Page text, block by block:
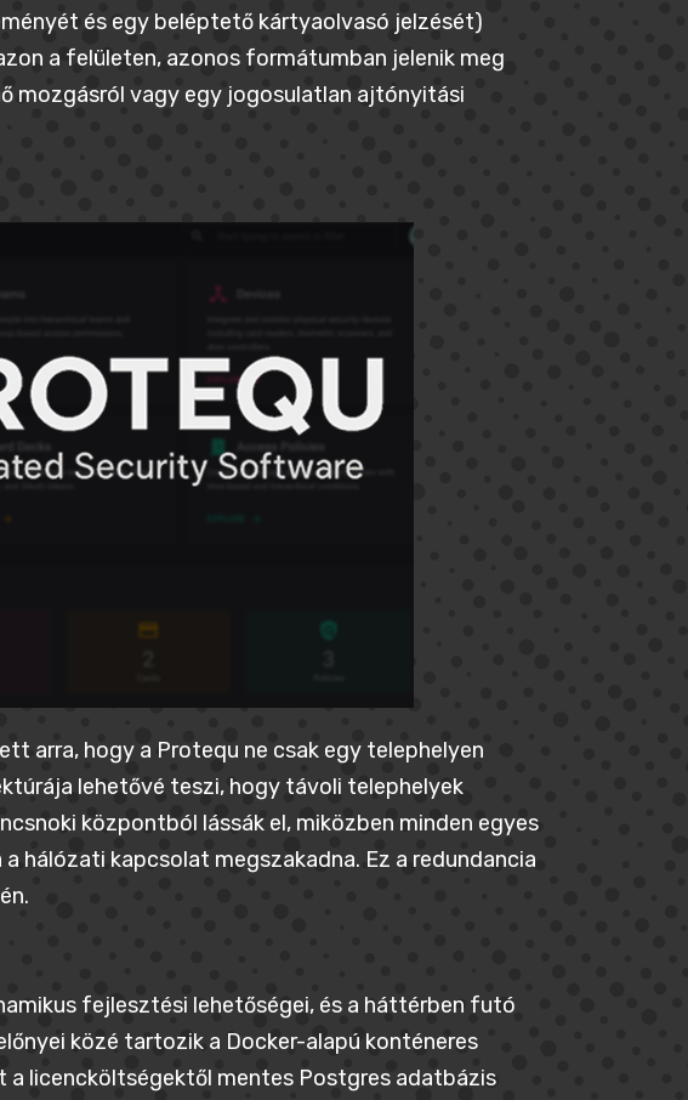
és egy beléptető kártyaolvasó jelzését)
a felületen, azonos formátumban jelenik meg
mozgásról vagy egy jogosulatlan ajtónyitási
arra, hogy a Protequ ne csak egy telephelyen
lehetővé teszi, hogy távoli telephelyek
központból lássák el, miközben minden egyes
hálózati kapcsolat megszakadna. Ez a redundancia
fejlesztési lehetőségei, és a háttérben futó
közé tartozik a Docker-alapú konténeres
licencköltségektől mentes Postgres adatbázis